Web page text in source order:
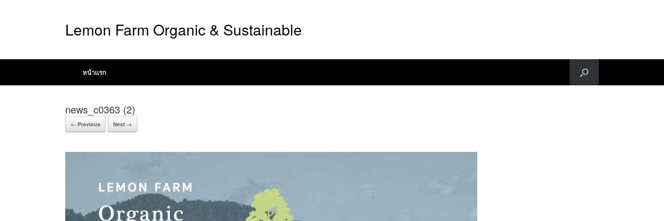
Lemon Farm Organic & Sustainable
หน้าแรก
news_c0363 (2)
← Previous Next →